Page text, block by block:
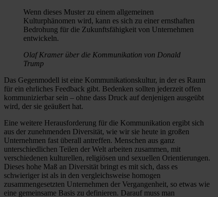
Wenn dieses Muster zu einem allgemeinen
Kulturphänomen wird, kann es sich zu einer ernsthaften
Bedrohung für die Zukunftsfähigkeit von Unternehmen
entwickeln.
Olaf Kramer über die Kommunikation von Donald
Trump
Das Gegenmodell ist eine Kommunikationskultur, in der es Raum
für ein ehrliches Feedback gibt. Bedenken sollten jederzeit offen
kommunizierbar sein – ohne dass Druck auf denjenigen ausgeübt
wird, der sie geäußert hat.
Eine weitere Herausforderung für die Kommunikation ergibt sich
aus der zunehmenden Diversität, wie wir sie heute in großen
Unternehmen fast überall antreffen. Menschen aus ganz
unterschiedlichen Teilen der Welt arbeiten zusammen, mit
verschiedenen kulturellen, religiösen und sexuellen Orientierungen.
Dieses hohe Maß an Diversität bringt es mit sich, dass es
schwieriger ist als in den vergleichsweise homogen
zusammengesetzten Unternehmen der Vergangenheit, so etwas wie
eine gemeinsame Basis zu definieren. Darauf muss man